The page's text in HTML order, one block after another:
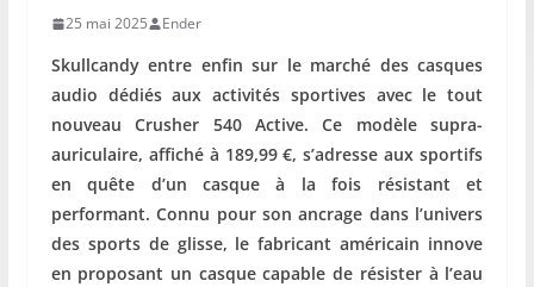
25 mai 2025 Ender
Skullcandy entre enfin sur le marché des casques
audio dédiés aux activités sportives avec le tout
nouveau Crusher 540 Active. Ce modèle supra-
auriculaire, affiché à 189,99 €, s’adresse aux sportifs
en quête d’un casque à la fois résistant et
performant. Connu pour son ancrage dans l’univers
des sports de glisse, le fabricant américain innove
en proposant un casque capable de résister à l’eau